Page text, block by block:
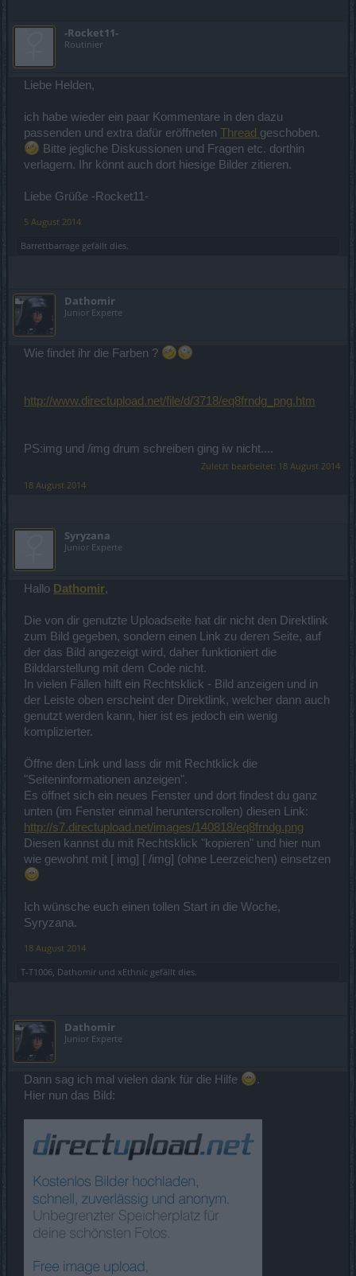
-Rocket11-
Routinier
Liebe Helden,
ich habe wieder ein paar Kommentare in den dazu
passenden und extra dafür eröffneten Thread geschoben.
Bitte jegliche Diskussionen und Fragen etc. dorthin
verlagern. Ihr könnt auch dort hiesige Bilder zitieren.
Liebe Grüße -Rocket11-
5 August 2014
Barrettbarrage gefällt dies.
Dathomir
Junior Experte
Wie findet ihr die Farben ?
http://www.directupload.net/file/d/3718/eq8frndg_png.htm
PS:img und /img drum schreiben ging iw nicht....
Zuletzt bearbeitet: 18 August 2014
18 August 2014
Syryzana
Junior Experte
Hallo Dathomir,
Die von dir genutzte Uploadseite hat dir nicht den Direktlink
zum Bild gegeben, sondern einen Link zu deren Seite, auf
der das Bild angezeigt wird, daher funktioniert die
Bilddarstellung mit dem Code nicht.
In vielen Fällen hilft ein Rechtsklick - Bild anzeigen und in
der Leiste oben erscheint der Direktlink, welcher dann auch
genutzt werden kann, hier ist es jedoch ein wenig
komplizierter.
Öffne den Link und lass dir mit Rechtklick die
"Seiteninformationen anzeigen".
Es öffnet sich ein neues Fenster und dort findest du ganz
unten (im Fenster einmal herunterscrollen) diesen Link:
http://s7.directupload.net/images/140818/eq8frndg.png
Diesen kannst du mit Rechtsklick "kopieren" und hier nun
wie gewohnt mit [ img] [ /img] (ohne Leerzeichen) einsetzen
Ich wünsche euch einen tollen Start in die Woche,
Syryzana.
18 August 2014
T-T1006, Dathomir und xEthnic gefällt dies.
Dathomir
Junior Experte
Dann sag ich mal vielen dank für die Hilfe
.
Hier nun das Bild: